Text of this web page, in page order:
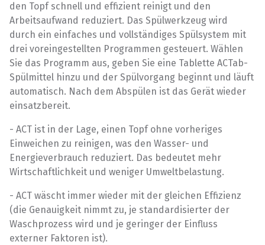
den Topf schnell und effizient reinigt und den
Arbeitsaufwand reduziert. Das Spülwerkzeug wird
durch ein einfaches und vollständiges Spülsystem mit
drei voreingestellten Programmen gesteuert. Wählen
Sie das Programm aus, geben Sie eine Tablette ACTab-
Spülmittel hinzu und der Spülvorgang beginnt und läuft
automatisch. Nach dem Abspülen ist das Gerät wieder
einsatzbereit.
- ACT ist in der Lage, einen Topf ohne vorheriges
Einweichen zu reinigen, was den Wasser- und
Energieverbrauch reduziert. Das bedeutet mehr
Wirtschaftlichkeit und weniger Umweltbelastung.
- ACT wäscht immer wieder mit der gleichen Effizienz
(die Genauigkeit nimmt zu, je standardisierter der
Waschprozess wird und je geringer der Einfluss
externer Faktoren ist).